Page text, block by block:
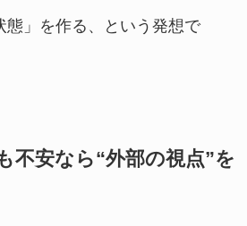
態」を作る、という発想で
不安なら“外部の視点”を